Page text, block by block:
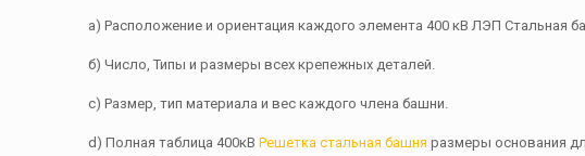
a) Расположение и ориентация каждого элемента 400 кВ ЛЭП Стальная
б) Число, Типы и размеры всех крепежных деталей.
с) Размер, тип материала и вес каждого члена башни.
d) Полная таблица 400кВРешетка стальная башня размеры основания